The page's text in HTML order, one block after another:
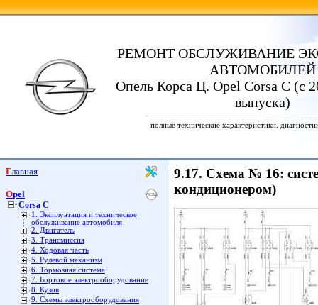
РЕМОНТ ОБСЛУЖИВАНИЕ
АВТОМОБИЛЕЙ
Опель Корса Ц. Opel Corsa C (с
выпуска)
полные технические характеристики.
Главная
Opel
Corsa C
1. Эксплуатация и техническое
обслуживание автомобиля
2. Двигатель
3. Трансмиссия
4. Ходовая часть
5. Рулевой механизм
6. Тормозная система
7. Бортовое электрооборудование
8. Кузов
9. Схемы электрооборудования
9.17. Схема № 16:
кондиционером)